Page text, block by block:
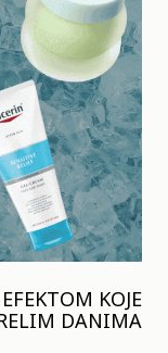
KOJE
DANIMA